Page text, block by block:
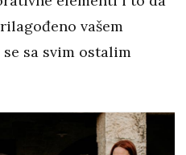
vašem
sa svim ostalim